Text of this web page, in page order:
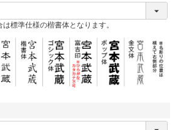
標準仕様の楷書体となります。